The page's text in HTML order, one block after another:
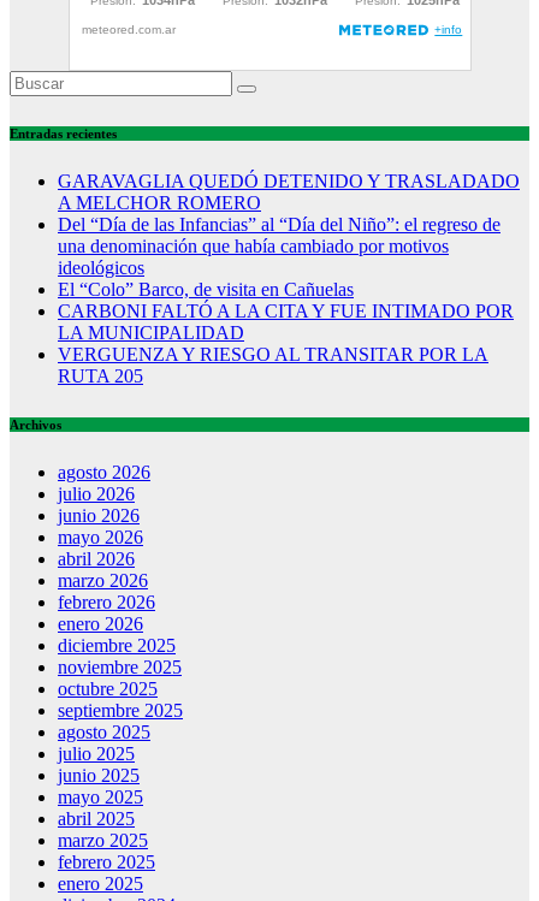
Entradas recientes
GARAVAGLIA QUEDÓ DETENIDO Y TRASLADADO
A MELCHOR ROMERO
Del “Día de las Infancias” al “Día del Niño”: el regreso de
una denominación que había cambiado por motivos
ideológicos
El “Colo” Barco, de visita en Cañuelas
CARBONI FALTÓ A LA CITA Y FUE INTIMADO POR
LA MUNICIPALIDAD
VERGUENZA Y RIESGO AL TRANSITAR POR LA
RUTA 205
Archivos
agosto 2026
julio 2026
junio 2026
mayo 2026
abril 2026
marzo 2026
febrero 2026
enero 2026
diciembre 2025
noviembre 2025
octubre 2025
septiembre 2025
agosto 2025
julio 2025
junio 2025
mayo 2025
abril 2025
marzo 2025
febrero 2025
enero 2025